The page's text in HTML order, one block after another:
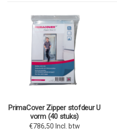
PrimaCover Zipper stofdeur U
vorm (40 stuks)
€786,50 Incl. btw